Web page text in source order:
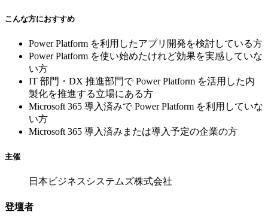
こんな方におすすめ
Power Platform を利用したアプリ開発を検討している方
Power Platform を使い始めたけれど効果を実感していな
い方
IT 部門・DX 推進部門で Power Platform を活用した内
製化を推進する立場にある方
Microsoft 365 導入済みで Power Platform を利用していな
い方
Microsoft 365 導入済みまたは導入予定の企業の方
主催
日本ビジネスシステムズ株式会社
登壇者